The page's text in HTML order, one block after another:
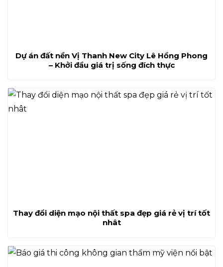
Dự án đất nền Vị Thanh New City Lê Hồng Phong
– Khởi đầu giá trị sống đích thực
Thay đổi diện mạo nội thất spa đẹp giá rẻ vị trí tốt
nhât